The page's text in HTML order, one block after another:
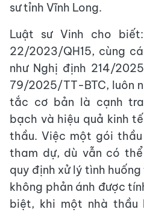
sư tỉnh Vĩnh Long.
Luật sư Vinh cho
22/2023/QH15, cùng
như Nghị định 214/
79/2025/TT-BTC, luôn
tắc cơ bản là cạnh
bạch và hiệu quả kinh
thầu. Việc một gói
tham dự, dù vẫn có
quy định xử lý tình
không phản ánh được
biệt, khi một nhà